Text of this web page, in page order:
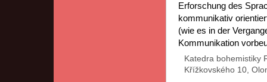
Erforschung des
kommunikativ
(wie es in der
Kommunikation
Katedra bohemistiky
Křížkovského 10,